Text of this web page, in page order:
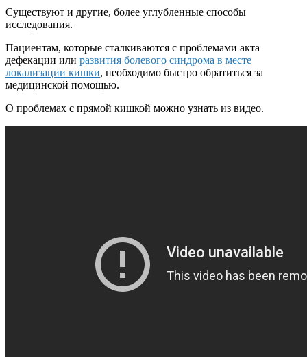
Существуют и другие, более углубленные способы
исследования.
Пациентам, которые сталкиваются с проблемами акта
дефекации или развития болевого синдрома в месте
локализации кишки, необходимо быстро обратиться за
медицинской помощью.
О проблемах с прямой кишкой можно узнать из видео.